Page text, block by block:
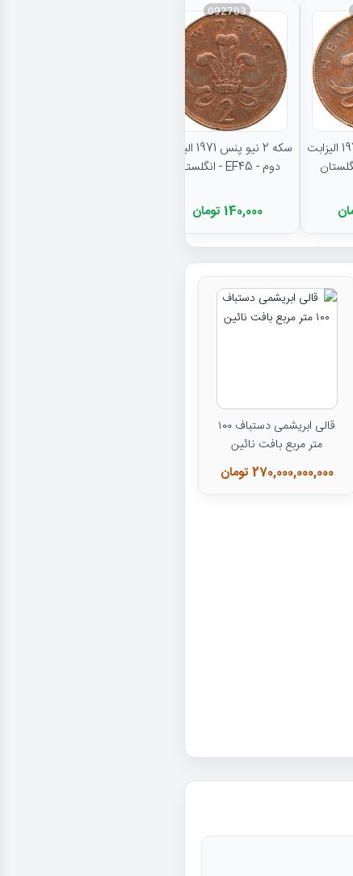
سکه 2 نیو پنس 1971 الیزابت
092703
سکه 2 نیو پنس 1971 الیزابت
دوم - EF45 - انگلستان
140,000 تومان
قالی ابریشمی دستباف ۱۰۰
متر مربع بافت نائین
270,000,000,000 تومان